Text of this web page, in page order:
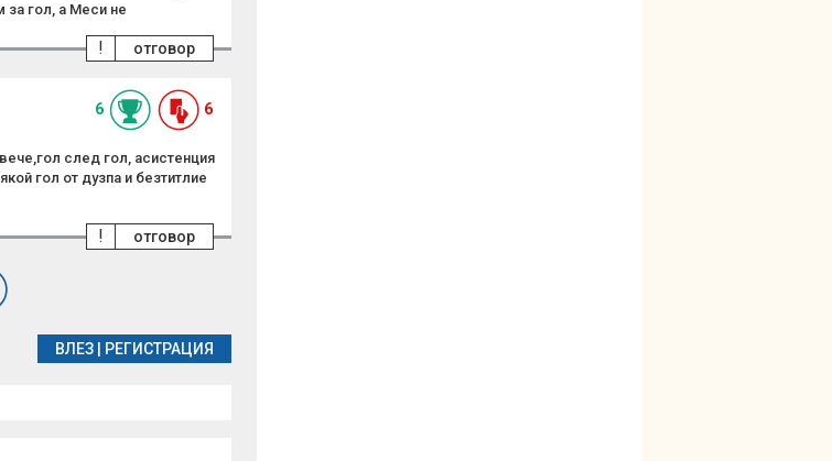
гол, а Меси не
отговор
!
6 6
след гол, асистенция
гол от дузпа и безтитлие
отговор
!
ВЛЕЗ РЕГИСТРАЦИЯ